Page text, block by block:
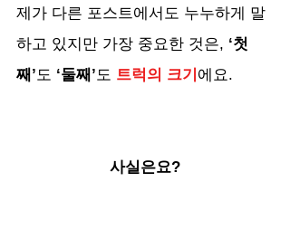
제가 다른 포스트에서도 누누하게 말
하고 있지만 가장 중요한 것은, ‘첫
째’ 도 ‘둘째’ 도 트럭의 크기 에요.
사실은요?